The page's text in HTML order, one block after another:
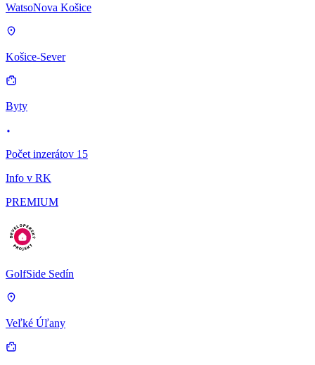
WatsoNova Košice
Košice-Sever
Byty
Počet inzerátov 15
Info v RK
PREMIUM
GolfSide Sedín
Veľké Úľany